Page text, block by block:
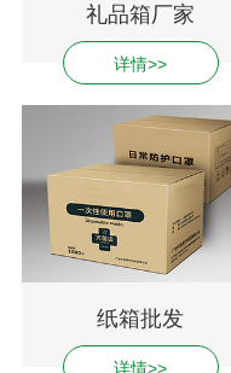
礼品箱厂家
详情>>
纸箱批发
详情>>